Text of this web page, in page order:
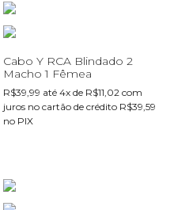
Cabo Y RCA Blindado 2
Macho 1 Fêmea
R$39,99 até 4x de R$11,02 com
juros no cartão de crédito R$39,59
no PIX